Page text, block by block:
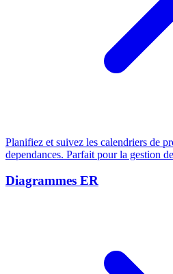
Planifiez et suivez les calendriers de
dependances. Parfait pour la gestion
Diagrammes ER